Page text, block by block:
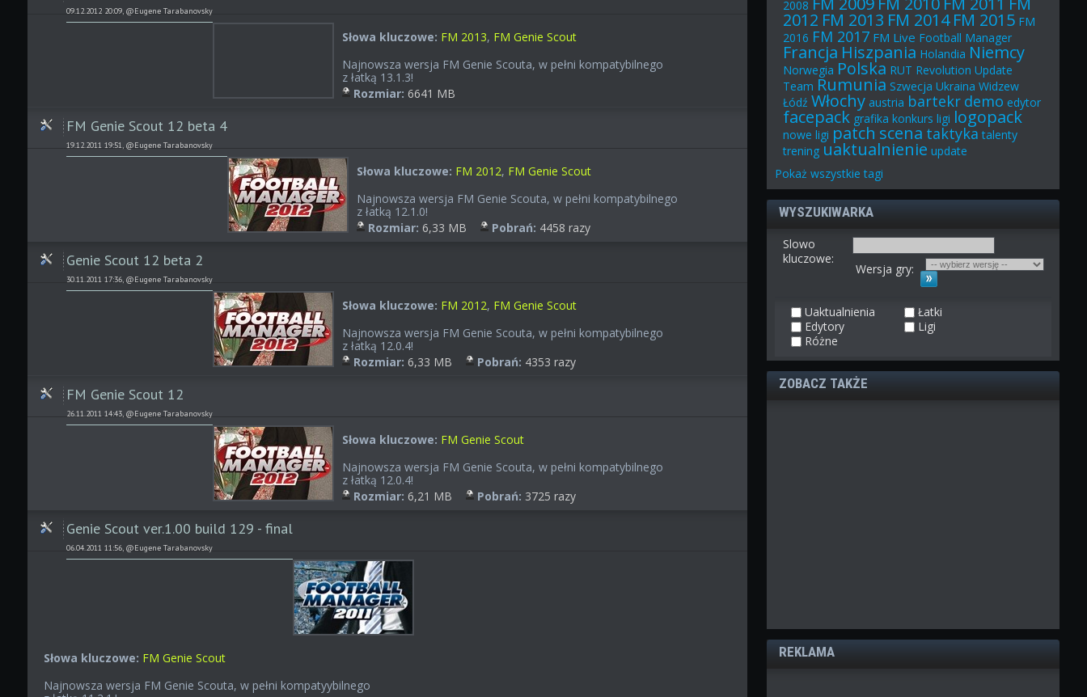
09.12.2012 20:09, @Eugene Tarabanovsky
Słowa kluczowe: FM 2013, FM Genie Scout
Najnowsza wersja FM Genie Scouta, w pełni kompatybilnego
z łatką 13.1.3!
Rozmiar: 6641 MB
FM Genie Scout 12 beta 4
19.12.2011 19:51, @Eugene Tarabanovsky
Słowa kluczowe: FM 2012, FM Genie Scout
Najnowsza wersja FM Genie Scouta, w pełni kompatybilnego
z łatką 12.1.0!
Rozmiar: 6,33 MB Pobrań: 4458 razy
Genie Scout 12 beta 2
30.11.2011 17:36, @Eugene Tarabanovsky
Słowa kluczowe: FM 2012, FM Genie Scout
Najnowsza wersja FM Genie Scouta, w pełni kompatybilnego
z łatką 12.0.4!
Rozmiar: 6,33 MB Pobrań: 4353 razy
FM Genie Scout 12
26.11.2011 14:43, @Eugene Tarabanovsky
Słowa kluczowe: FM Genie Scout
Najnowsza wersja FM Genie Scouta, w pełni kompatybilnego
z łatką 12.0.4!
Rozmiar: 6,21 MB Pobrań: 3725 razy
Genie Scout ver.1.00 build 129 - final
06.04.2011 11:56, @Eugene Tarabanovsky
Słowa kluczowe: FM Genie Scout
Najnowsza wersja FM Genie Scouta, w pełni kompatyybilnego
2008
2012 FM 2013 FM 2014 FM 2015 FM
2016 FM 2017 FM Live Football Manager
Francja Hiszpania Holandia Niemcy
Norwegia Polska RUT Revolution Update
Team Rumunia Szwecja Ukraina Widzew
Łódź Włochy austria bartekr demo edytor
facepack grafika konkurs ligi logopack
nowe ligi patch scena taktyka talenty
trening uaktualnienie update
Pokażwszystkie tagi
WYSZUKIWARKA
Slowo
kluczowe:
Wersja gry:
Uaktualnienia
Łatki
Edytory
Ligi
Różne
ZOBACZ TAKŻE
REKLAMA